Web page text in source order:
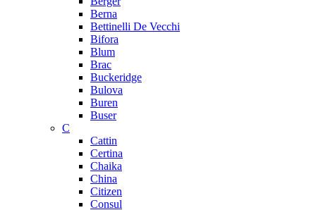
Berna
Bettinelli De Vecchi
Bifora
Blum
Brac
Buckeridge
Bulova
Buren
Buser
C
Cattin
Certina
Chaika
China
Citizen
Consul